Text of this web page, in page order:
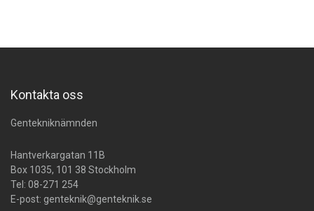
Kontakta oss
Gentekniknämnden
Hantverkargatan 11B
Box 1035, 101 38 Stockholm
Tel: 08-271 254
E-post: genteknik@genteknik.se